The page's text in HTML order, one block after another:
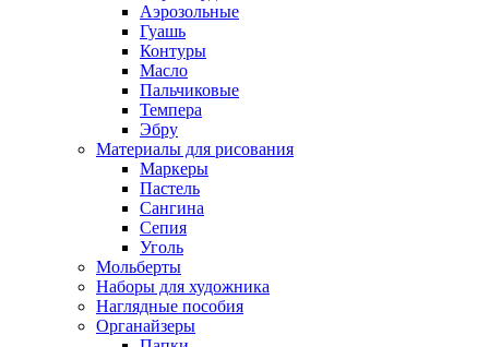
Аэрозольные
Гуашь
Контуры
Масло
Пальчиковые
Темпера
Эбру
Материалы для рисования
Маркеры
Пастель
Сангина
Сепия
Уголь
Мольберты
Наборы для художника
Наглядные пособия
Органайзеры